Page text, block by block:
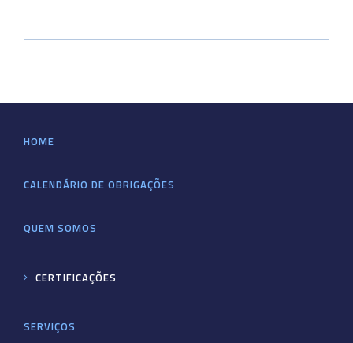
HOME
CALENDÁRIO DE OBRIGAÇÕES
QUEM SOMOS
CERTIFICAÇÕES
SERVIÇOS